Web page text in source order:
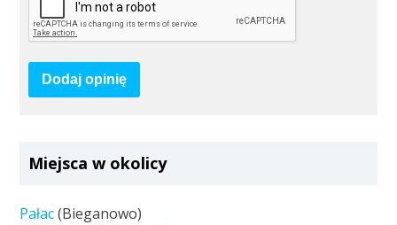
Dodaj opinię
Miejsca w okolicy
Pałac(Bieganowo)